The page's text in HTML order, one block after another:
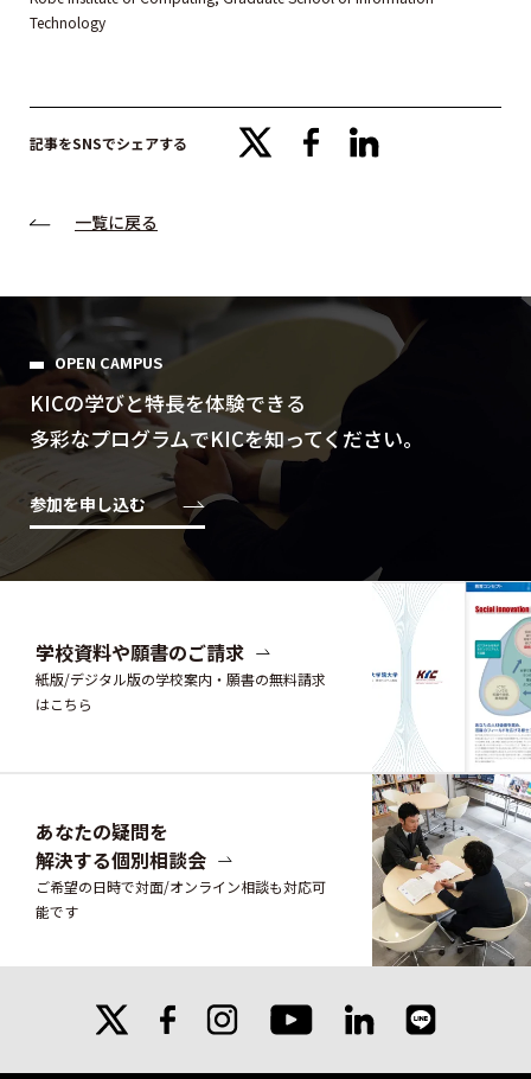
Technology
記事をSNSでシェアする facebooklinkedin
一覧に戻る
OPEN CAMPUS
KICの学びと特⻑を体験できる
多彩なプログラムでKICを知ってください。
参加を申し込む
学校資料や願書のご請求
紙版/デジタル版の学校案内・願書の無料請求
はこちら
あなたの疑問を
解決する個別相談会
ご希望の日時で対面/オンライン相談も対応可
能です
facebookinstagram
youtube
linkedin line